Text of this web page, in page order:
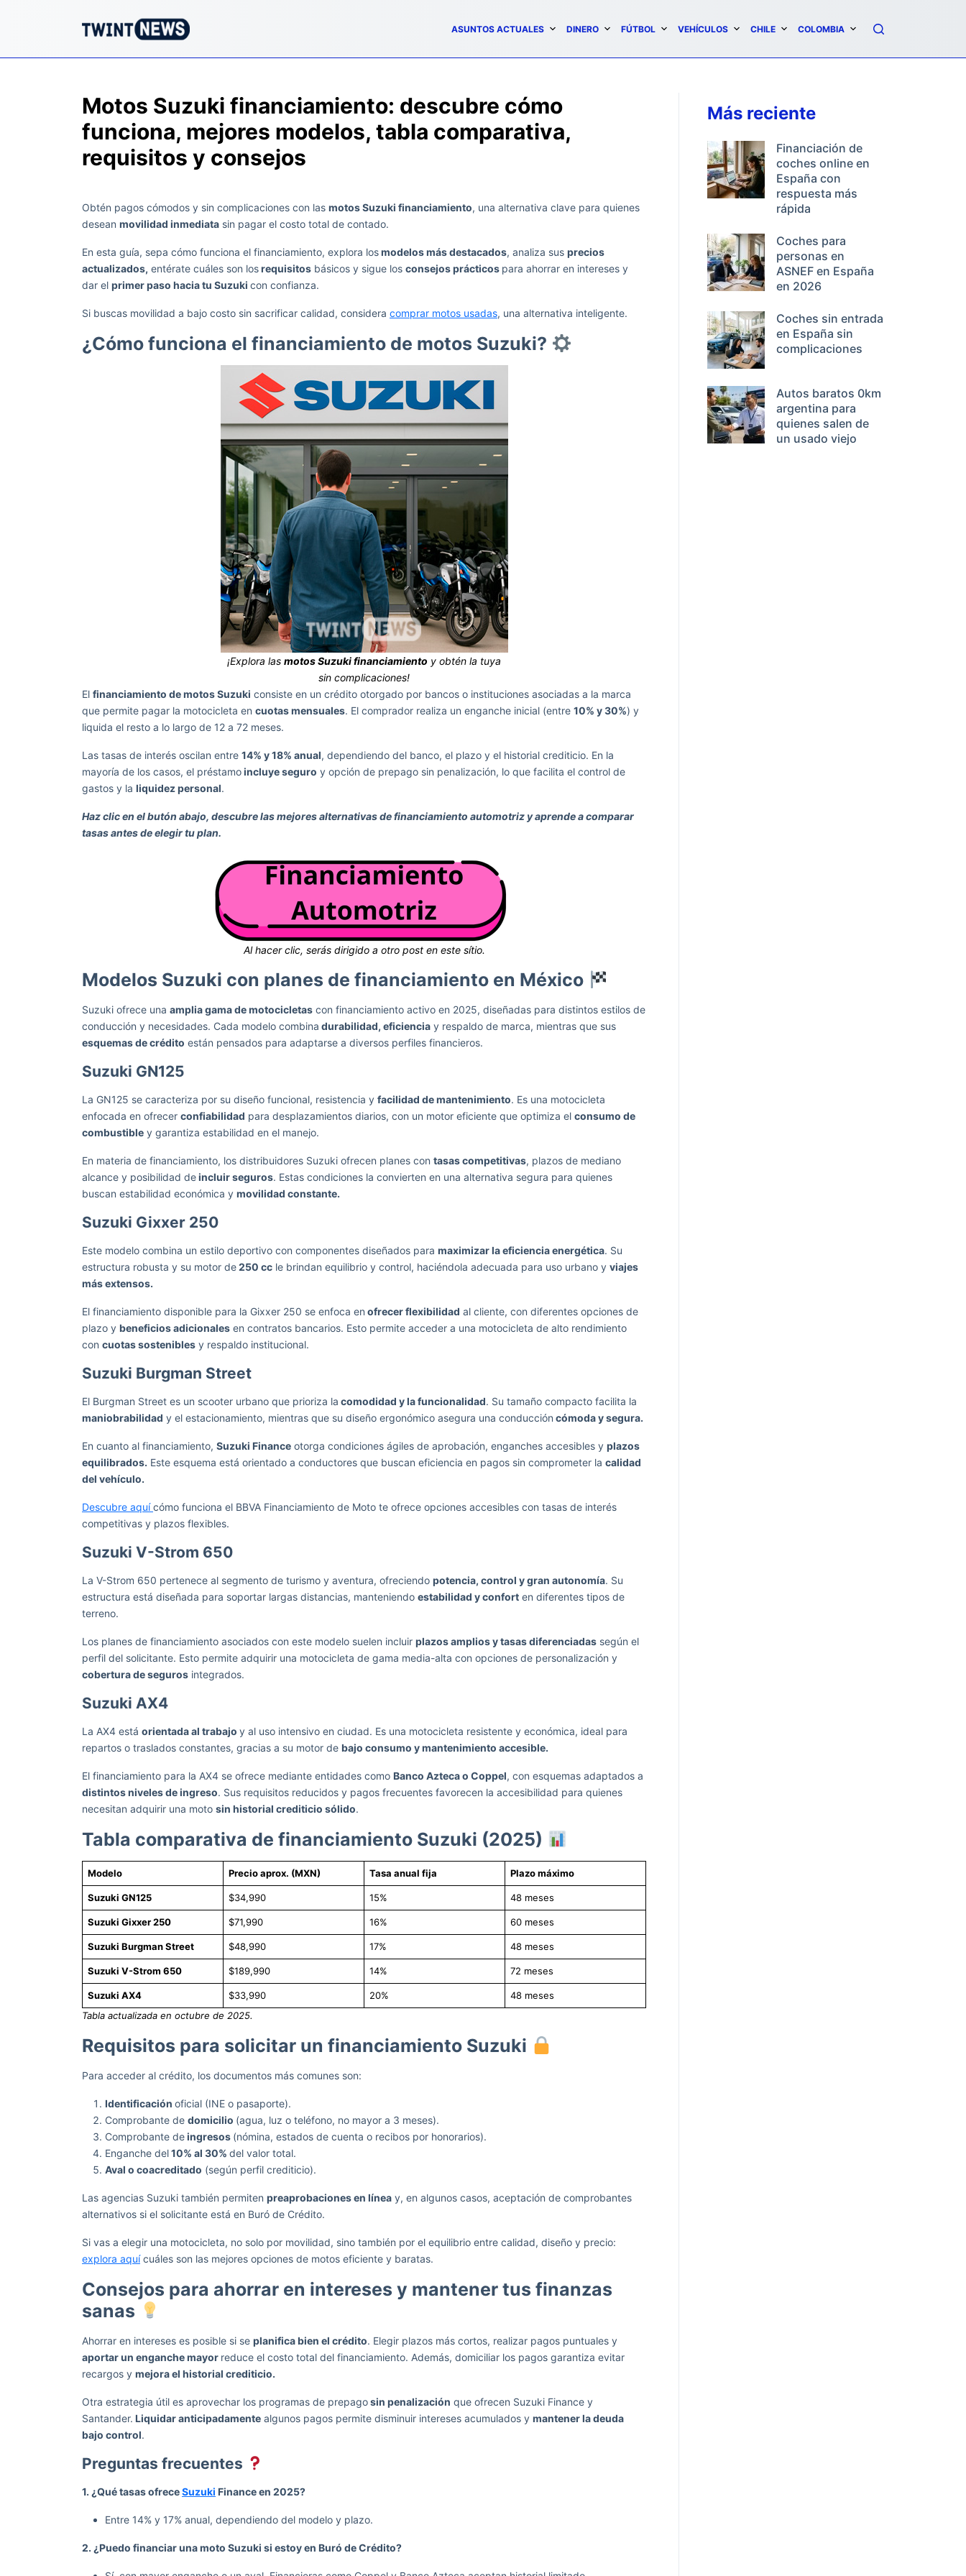
ASUNTOS ACTUALES DINERO FÚTBOL VEHÍCULOS CHILE COLOMBIA
Motos Suzuki financiamiento: descubre cómo
funciona, mejores modelos, tabla comparativa,
requisitos y consejos
Obtén pagos cómodos y sin complicaciones con las motos Suzuki financiamiento, una alternativa clave para quienes
desean movilidad inmediata sin pagar el costo total de contado.
En esta guía, sepa cómo funciona el financiamiento, explora losmodelos más destacados, analiza sus precios
actualizados, entérate cuáles son losrequisitos básicos y sigue los consejos prácticos para ahorrar en intereses y
dar el primer paso hacia tu Suzuki con confianza.
Si buscas movilidad a bajo costo sin sacrificar calidad, considera comprar motos usadas, una alternativa inteligente.
¿Cómo funciona el financiamiento de motos Suzuki?
¡Explora las motos Suzuki financiamiento y obtén la tuya
sin complicaciones!
El financiamiento de motos Suzuki consiste en un crédito otorgado por bancos o instituciones asociadas a la marca
que permite pagar la motocicleta en cuotas mensuales. El comprador realiza un enganche inicial (entre 10% y 30%) y
liquida el resto a lo largo de 12 a 72 meses.
Las tasas de interés oscilan entre 14% y 18% anual, dependiendo del banco, el plazo y el historial crediticio. En la
mayoría de los casos, el préstamoincluye seguro y opción de prepago sin penalización, lo que facilita el control de
gastos y la liquidez personal.
Haz clic en el butón abajo, descubre las mejores alternativas de financiamiento automotriz y aprende a comparar
tasas antes de elegir tu plan.
Al hacer clic, serás dirigido a otro post en este sítio.
Modelos Suzuki con planes de financiamiento en México
Suzuki ofrece una amplia gama de motocicletas con financiamiento activo en 2025, diseñadas para distintos estilos de
conducción y necesidades. Cada modelo combina durabilidad, eficiencia y respaldo de marca, mientras que sus
esquemas de crédito están pensados para adaptarse a diversos perfiles financieros.
Suzuki GN125
La GN125 se caracteriza por su diseño funcional, resistencia y facilidad de mantenimiento. Es una motocicleta
enfocada en ofrecer confiabilidad para desplazamientos diarios, con un motor eficiente que optimiza el consumo de
combustible y garantiza estabilidad en el manejo.
En materia de financiamiento, los distribuidores Suzuki ofrecen planes con tasas competitivas, plazos de mediano
alcance y posibilidad deincluir seguros. Estas condiciones la convierten en una alternativa segura para quienes
buscan estabilidad económica y movilidad constante.
Suzuki Gixxer 250
Este modelo combina un estilo deportivo con componentes diseñados para maximizar la eficiencia energética. Su
estructura robusta y su motor de250 cc le brindan equilibrio y control, haciéndola adecuada para uso urbano y viajes
más extensos.
El financiamiento disponible para la Gixxer 250 se enfoca en ofrecer flexibilidad al cliente, con diferentes opciones de
plazo y beneficios adicionales en contratos bancarios. Esto permite acceder a una motocicleta de alto rendimiento
con cuotas sostenibles y respaldo institucional.
Suzuki Burgman Street
El Burgman Street es un scooter urbano que prioriza la comodidad y la funcionalidad. Su tamaño compacto facilita la
maniobrabilidad y el estacionamiento, mientras que su diseño ergonómico asegura una conducción cómoda y segura.
En cuanto al financiamiento, Suzuki Finance otorga condiciones ágiles de aprobación, enganches accesibles y plazos
equilibrados. Este esquema está orientado a conductores que buscan eficiencia en pagos sin comprometer la calidad
del vehículo.
Descubre aquícómo funciona el BBVA Financiamiento de Moto te ofrece opciones accesibles con tasas de interés
competitivas y plazos flexibles.
Suzuki V-Strom 650
La V-Strom 650 pertenece al segmento de turismo y aventura, ofreciendo potencia, control y gran autonomía. Su
estructura está diseñada para soportar largas distancias, manteniendo estabilidad y confort en diferentes tipos de
terreno.
Los planes de financiamiento asociados con este modelo suelen incluir plazos amplios y tasas diferenciadas según el
perfil del solicitante. Esto permite adquirir una motocicleta de gama media-alta con opciones de personalización y
cobertura de seguros integrados.
Suzuki AX4
La AX4 está orientada al trabajo y al uso intensivo en ciudad. Es una motocicleta resistente y económica, ideal para
repartos o traslados constantes, gracias a su motor de bajo consumo y mantenimiento accesible.
El financiamiento para la AX4 se ofrece mediante entidades como Banco Azteca o Coppel, con esquemas adaptados a
distintos niveles de ingreso. Sus requisitos reducidos y pagos frecuentes favorecen la accesibilidad para quienes
necesitan adquirir una moto sin historial crediticio sólido.
Tabla comparativa de financiamiento Suzuki (2025)
Modelo Precio aprox. (MXN) Tasa anual fija Plazo máximo
Suzuki GN125 $34,990 15% 48 meses
Suzuki Gixxer 250 $71,990 16% 60 meses
Suzuki Burgman Street $48,990 17% 48 meses
Suzuki V-Strom 650 $189,990 14% 72 meses
Suzuki AX4 $33,990 20%
48 meses
Tabla actualizada en octubre de 2025.
Requisitos para solicitar un financiamiento Suzuki
Para acceder al crédito, los documentos más comunes son:
Identificación oficial (INE o pasaporte).
Comprobante de domicilio (agua, luz o teléfono, no mayor a 3 meses).
Comprobante deingresos (nómina, estados de cuenta o recibos por honorarios).
Enganche del10% al 30% del valor total.
Aval o coacreditado (según perfil crediticio).
Las agencias Suzuki también permiten preaprobaciones en línea y, en algunos casos, aceptación de comprobantes
alternativos si el solicitante está en Buró de Crédito.
Si vas a elegir una motocicleta, no solo por movilidad, sino también por el equilibrio entre calidad, diseño y precio:
explora aquícuáles son las mejores opciones de motos eficiente y baratas.
Consejos para ahorrar en intereses y mantener tus finanzas
sanas
Ahorrar en intereses es posible si se planifica bien el crédito. Elegir plazos más cortos, realizar pagos puntuales y
aportar un enganche mayor reduce el costo total del financiamiento. Además, domiciliar los pagos garantiza evitar
recargos y mejora el historial crediticio.
Otra estrategia útil es aprovechar los programas de prepagosin penalización que ofrecen Suzuki Finance y
Santander. Liquidar anticipadamente algunos pagos permite disminuir intereses acumulados y mantener la deuda
bajo control.
Preguntas frecuentes
1. ¿Qué tasas ofreceSuzuki Finance en 2025?
Entre 14% y 17% anual, dependiendo del modelo y plazo.
2. ¿Puedo financiar una moto Suzuki si estoy en Buró de Crédito?
Más reciente
Financiación de
coches online en
España con
respuesta más
rápida
Coches para
personas en
ASNEF en España
en 2026
Coches sin entrada
en España sin
complicaciones
Autos baratos 0km
argentina para
quienes salen de
un usado viejo